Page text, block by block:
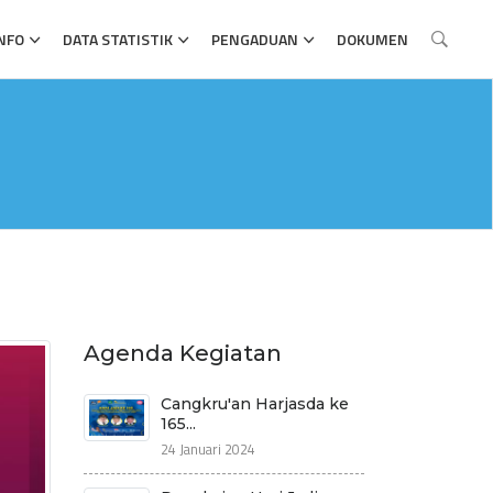
DATA STATISTIK PENGADUAN DOKUMEN
Agenda Kegiatan
Cangkru'an Harjasda ke
165...
24 Januari 2024